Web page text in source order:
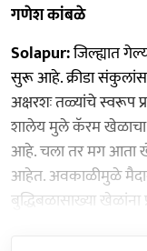
गणेश कांबळे
Solapur:जिल्ह्यात
सुरू आहे. क्रीडा
अक्षरशः तळ्यांचे स्वरूप
शालेय मुले कॅरम खेळाचा
आहे. चला तर मग
आहेत. अवकाळीमुळे
बुद्धिबळासाख्या खेळांना